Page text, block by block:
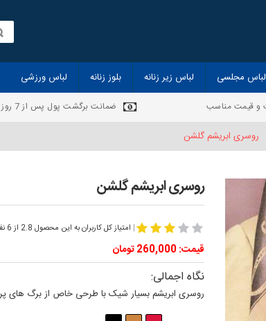
لباس مجلسی لباس زیر زنانه بلوز زنانه لباس ورزشی
و قیمت مناسب ضمانت برگشت پول پس از 7 روز
روسری ابریشم گلشن
روسری ابریشم گلشن
| امتیاز کل کاربران به این محصول 2.8 از 6 نفر
قیمت: 260,000 تومان
نگاه اجمالی:
روسری ابریشم بسیار شیک با طرحی خاص از برگ های